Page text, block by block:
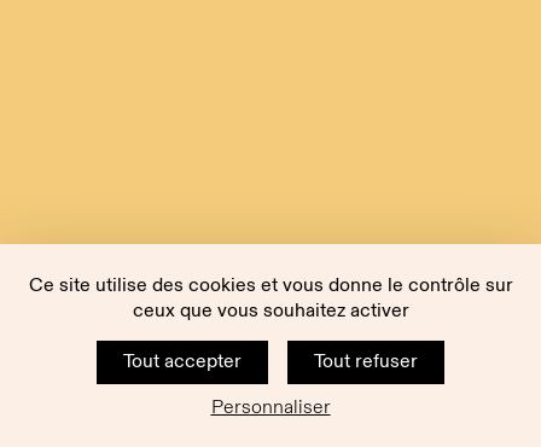
Ce site utilise des cookies et vous donne le contrôle sur
ceux que vous souhaitez activer
Tout accepter
Tout refuser
Personnaliser